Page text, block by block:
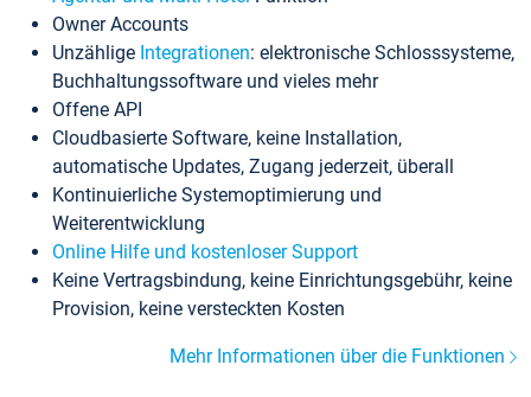
Owner Accounts
Unzählige Integrationen: elektronische Schlosssysteme,
Buchhaltungssoftware und vieles mehr
Offene API
Cloudbasierte Software, keine Installation,
automatische Updates, Zugang jederzeit, überall
Kontinuierliche Systemoptimierung und
Weiterentwicklung
Online Hilfe und kostenloser Support
Keine Vertragsbindung, keine Einrichtungsgebühr, keine
Provision, keine versteckten Kosten
Mehr Informationen über die Funktionen